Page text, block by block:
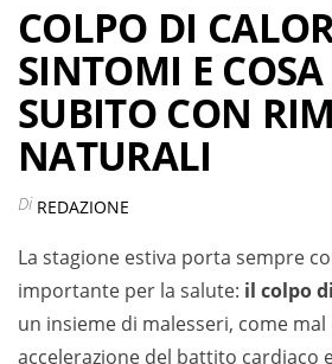
COLPO DI
SINTOMI E COSA
SUBITO CON
NATURALI
Di REDAZIONE
La stagione estiva porta sempre
importante per la salute: il colpo
un insieme di malesseri, come
accelerazione del battito cardiaco